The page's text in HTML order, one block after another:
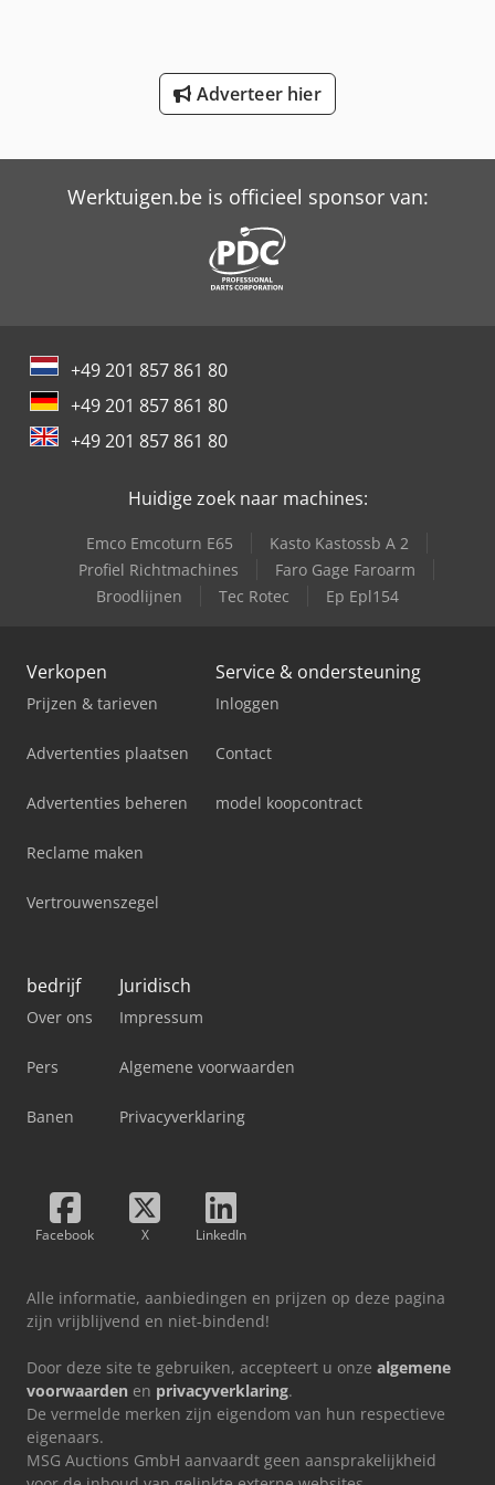
Adverteer hier
Werktuigen.be is officieel sponsor van:
+49 201 857 861 80
+49 201 857 861 80
+49 201 857 861 80
Huidige zoek naar machines:
Emco Emcoturn E65
Kasto Kastossb A 2
Profiel Richtmachines
Faro Gage Faroarm
Broodlijnen
Tec Rotec Ep Epl154
Verkopen
Prijzen & tarieven
Advertenties plaatsen
Advertenties beheren
Reclame maken
Vertrouwenszegel
Service & ondersteuning
Inloggen
Contact
model koopcontract
bedrijf
Over ons
Pers
Banen
Juridisch
Impressum
Algemene voorwaarden
Privacyverklaring
Facebook X LinkedIn
Alle informatie, aanbiedingen en prijzen op deze pagina
zijn vrijblijvend en niet-bindend!
Door deze site te gebruiken, accepteert u onze algemene
voorwaarden en privacyverklaring.
De vermelde merken zijn eigendom van hun respectieve
eigenaars.
MSG Auctions GmbH aanvaardt geen aansprakelijkheid